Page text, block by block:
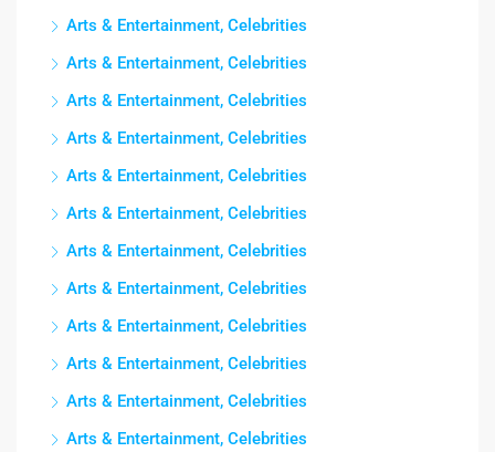
Arts & Entertainment, Celebrities
Arts & Entertainment, Celebrities
Arts & Entertainment, Celebrities
Arts & Entertainment, Celebrities
Arts & Entertainment, Celebrities
Arts & Entertainment, Celebrities
Arts & Entertainment, Celebrities
Arts & Entertainment, Celebrities
Arts & Entertainment, Celebrities
Arts & Entertainment, Celebrities
Arts & Entertainment, Celebrities
Arts & Entertainment, Celebrities